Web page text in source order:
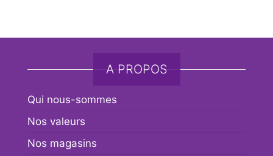
A PROPOS
Qui nous-sommes
Nos valeurs
Nos magasins